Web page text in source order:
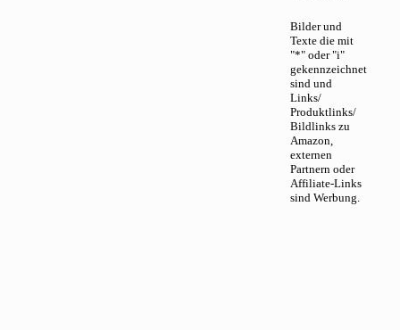
Bilder und
Texte die mit
"*" oder "i"
gekennzeichnet
sind und
Links/
Produktlinks/
Bildlinks zu
Amazon,
externen
Partnern oder
Affiliate-Links
sind Werbung.